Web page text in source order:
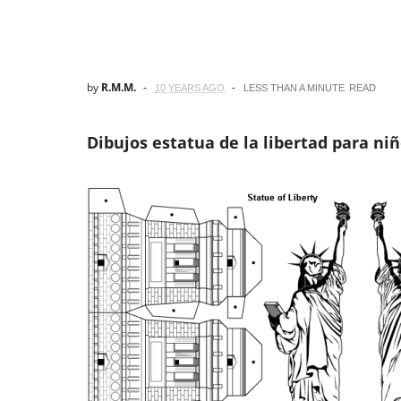
by R.M.M. 10 YEARS AGO LESS THAN A MINUTE READ
Dibujos estatua de la libertad para